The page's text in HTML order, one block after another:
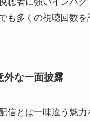
も多くの視聴回数を
外な一面披露
信とは一味違う魅力